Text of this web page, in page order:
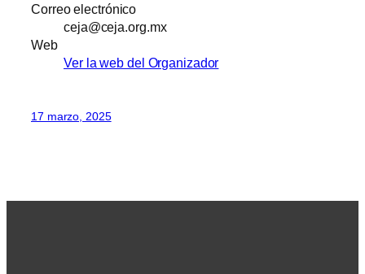
Correo electrónico
ceja@ceja.org.mx
Web
Ver la web del Organizador
17 marzo, 2025